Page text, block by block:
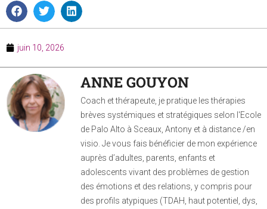
juin 10, 2026
ANNE GOUYON
Coach et thérapeute, je pratique les thérapies
brèves systémiques et stratégiques selon l'Ecole
de Palo Alto à Sceaux, Antony et à distance /en
visio. Je vous fais bénéficier de mon expérience
auprès d’adultes, parents, enfants et
adolescents vivant des problèmes de gestion
des émotions et des relations, y compris pour
des profils atypiques (TDAH, haut potentiel, dys,